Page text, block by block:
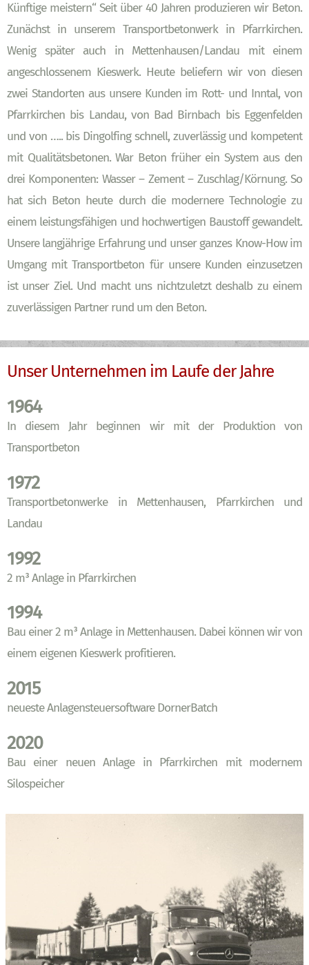
Künftige meistern“ Seit über 40 Jahren produzieren wir Beton.
Zunächst in unserem Transportbetonwerk in Pfarrkirchen.
Wenig später auch in Mettenhausen/Landau mit einem
angeschlossenem Kieswerk. Heute beliefern wir von diesen
zwei Standorten aus unsere Kunden im Rott- und Inntal, von
Pfarrkirchen bis Landau, von Bad Birnbach bis Eggenfelden
und von ….. bis Dingolfing schnell, zuverlässig und kompetent
mit Qualitätsbetonen. War Beton früher ein System aus den
drei Komponenten: Wasser – Zement – Zuschlag/Körnung. So
hat sich Beton heute durch die modernere Technologie zu
einem leistungsfähigen und hochwertigen Baustoff gewandelt.
Unsere langjährige Erfahrung und unser ganzes Know-How im
Umgang mit Transportbeton für unsere Kunden einzusetzen
ist unser Ziel. Und macht uns nichtzuletzt deshalb zu einem
zuverlässigen Partner rund um den Beton.
Unser Unternehmen im Laufe der Jahre
1964
In diesem Jahr beginnen wir mit der Produktion von
Transportbeton
1972
Transportbetonwerke in Mettenhausen, Pfarrkirchen und
Landau
1992
2 m³ Anlage in Pfarrkirchen
1994
Bau einer 2 m³ Anlage in Mettenhausen. Dabei können wir von
einem eigenen Kieswerk profitieren.
2015
neueste Anlagensteuersoftware DornerBatch
2020
Bau einer neuen Anlage in Pfarrkirchen mit modernem
Silospeicher